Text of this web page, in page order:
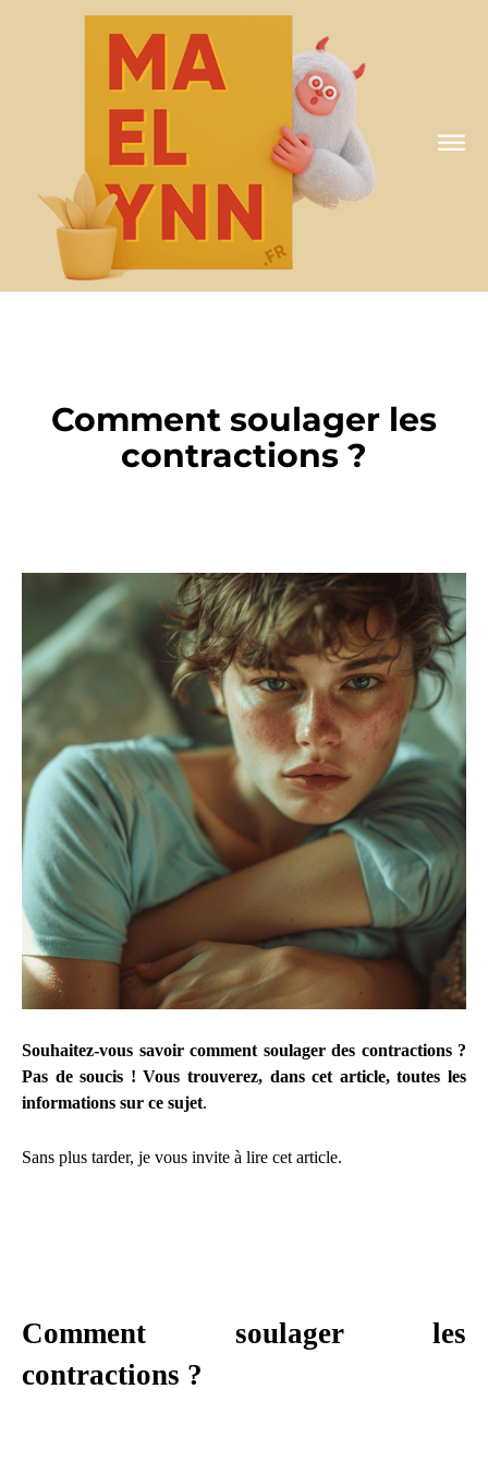
Comment soulager les
contractions ?
Souhaitez-vous savoir comment soulager des contractions ?
Pas de soucis ! Vous trouverez, dans cet article, toutes les
informations sur ce sujet.
Sans plus tarder, je vous invite à lire cet article.
Comment soulager les
contractions ?